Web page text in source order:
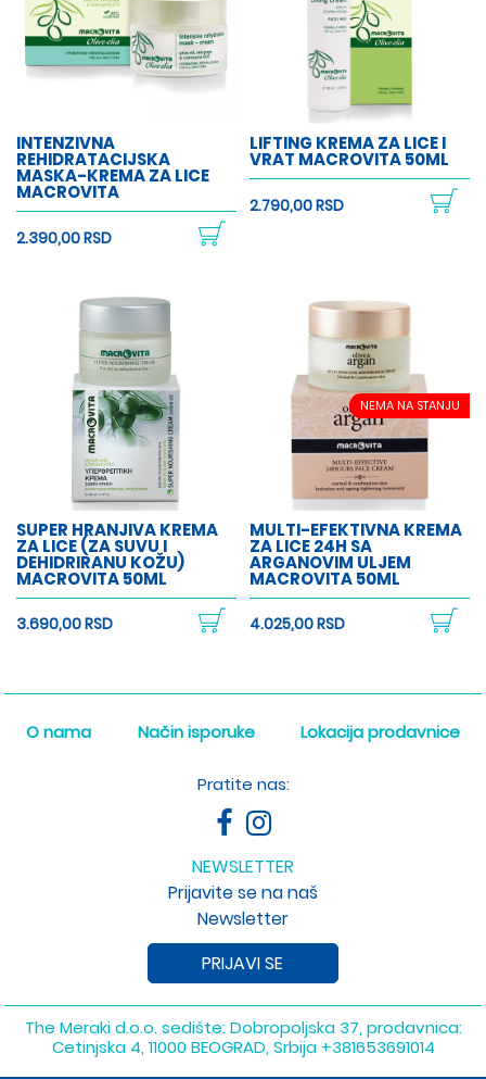
INTENZIVNA
REHIDRATACIJSKA
MASKA-KREMA ZA LICE
MACROVITA
2.390,00 RSD
LIFTING KREMA ZA LICE I
VRAT MACROVITA 50ML
2.790,00 RSD
SUPER HRANJIVA KREMA
ZA LICE (ZA SUVU I
DEHIDRIRANU KOŽU)
MACROVITA 50ML
3.690,00 RSD
NEMA NA STANJU
MULTI-EFEKTIVNA KREMA
ZA LICE 24H SA
ARGANOVIM ULJEM
MACROVITA 50ML
4.025,00 RSD
O nama Način isporuke Lokacija prodavnice
Pratite nas:
NEWSLETTER
Prijavite se na naš
Newsletter
PRIJAVI SE
The Meraki d.o.o. sedište: Dobropoljska 37, prodavnica:
Cetinjska 4, 11000 BEOGRAD, Srbija +381653691014